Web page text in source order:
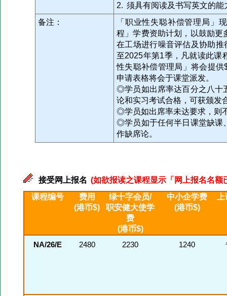
2. 须具有阅读及书写英文的能
备注：
「职业性失聪补偿管理局」
程」学费资助计划，以鼓励
在工场进行噪音评估及协助
至2025年第1季，凡就读此课
性失聪补偿管理局」将会提
申请表格将会于课堂派发。
◎学员如出席率达百分之八十
论和实习考试合格，可获颁发
◎学员如出席率未达要求，则
◎学员如于任何半日课堂缺课
作缺席论。
接受网上报名 (如欲报读之课程显示「网上报名名
课程编号
费用
(港币$)
绿十字会员/
职安健大使学
费
(港币$)
中小企学费
(港币$)
NA/26/E 2480 2230 1240